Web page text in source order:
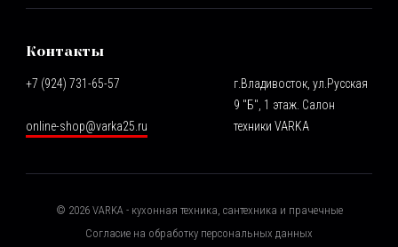
Контакты
+7 (924) 731-65-57
online-shop@varka25.ru
г.Владивосток, ул.Русская
9 "Б", 1 этаж. Салон
техники VARKA
© 2026VARKA - кухонная техника, сантехника и прачечные
Согласие на обработку персональных данных